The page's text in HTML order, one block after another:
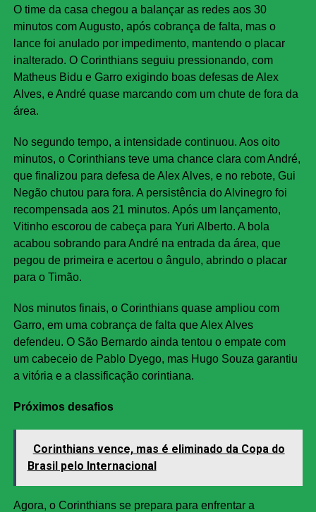
O time da casa chegou a balançar as redes aos 30
minutos com Augusto, após cobrança de falta, mas o
lance foi anulado por impedimento, mantendo o placar
inalterado. O Corinthians seguiu pressionando, com
Matheus Bidu e Garro exigindo boas defesas de Alex
Alves, e André quase marcando com um chute de fora da
área.
No segundo tempo, a intensidade continuou. Aos oito
minutos, o Corinthians teve uma chance clara com André,
que finalizou para defesa de Alex Alves, e no rebote, Gui
Negão chutou para fora. A persistência do Alvinegro foi
recompensada aos 21 minutos. Após um lançamento,
Vitinho escorou de cabeça para Yuri Alberto. A bola
acabou sobrando para André na entrada da área, que
pegou de primeira e acertou o ângulo, abrindo o placar
para o Timão.
Nos minutos finais, o Corinthians quase ampliou com
Garro, em uma cobrança de falta que Alex Alves
defendeu. O São Bernardo ainda tentou o empate com
um cabeceio de Pablo Dyego, mas Hugo Souza garantiu
a vitória e a classificação corintiana.
Próximos desafios
Corinthians vence, mas é eliminado da Copa do
Brasil pelo Internacional
Agora, o Corinthians se prepara para enfrentar a